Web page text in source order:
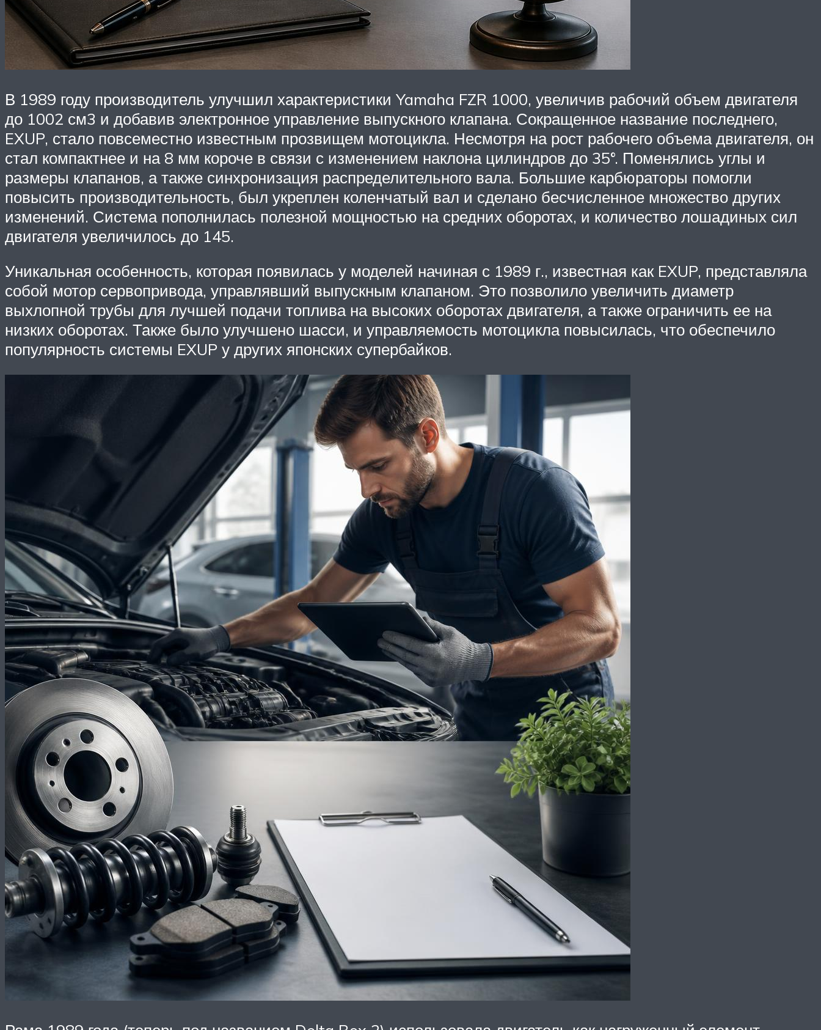
В 1989 году производитель улучшил характеристики Yamaha FZR 1000, увеличив рабочий объем двигателя
до 1002 см3 и добавив электронное управление выпускного клапана. Сокращенное название последнего,
EXUP, стало повсеместно известным прозвищем мотоцикла. Несмотря на рост рабочего объема двигателя, он
стал компактнее и на 8 мм короче в связи с изменением наклона цилиндров до 35°. Поменялись углы и
размеры клапанов, а также синхронизация распределительного вала. Большие карбюраторы помогли
повысить производительность, был укреплен коленчатый вал и сделано бесчисленное множество других
изменений. Система пополнилась полезной мощностью на средних оборотах, и количество лошадиных сил
двигателя увеличилось до 145.
Уникальная особенность, которая появилась у моделей начиная с 1989 г., известная как EXUP, представляла
собой мотор сервопривода, управлявший выпускным клапаном. Это позволило увеличить диаметр
выхлопной трубы для лучшей подачи топлива на высоких оборотах двигателя, а также ограничить ее на
низких оборотах. Также было улучшено шасси, и управляемость мотоцикла повысилась, что обеспечило
популярность системы EXUP у других японских супербайков.